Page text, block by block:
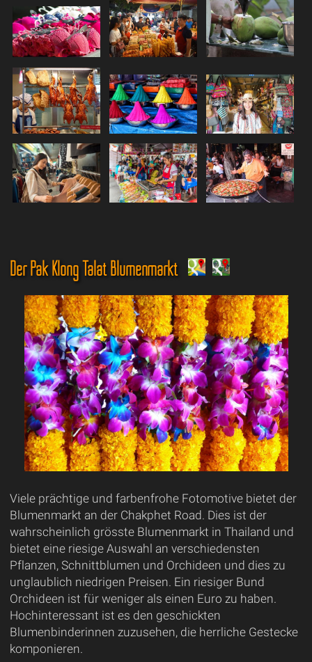
Der Pak Klong Talat Blumenmarkt
Viele prächtige und farbenfrohe Fotomotive bietet der
Blumenmarkt an der Chakphet Road. Dies ist der
wahrscheinlich grösste Blumenmarkt in Thailand und
bietet eine riesige Auswahl an verschiedensten
Pflanzen, Schnittblumen und Orchideen und dies zu
unglaublich niedrigen Preisen. Ein riesiger Bund
Orchideen ist für weniger als einen Euro zu haben.
Hochinteressant ist es den geschickten
Blumenbinderinnen zuzusehen, die herrliche Gestecke
komponieren.